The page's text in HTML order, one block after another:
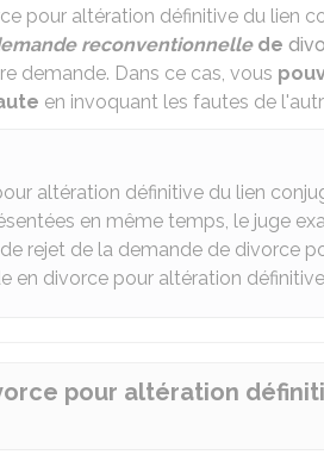
pour altération définitive du lien
reconventionnelle de
demande. Dans ce cas, vous
en invoquant les fautes de
altération définitive du lien
en même temps, le juge
rejet de la demande de divorce
en divorce pour altération
pour altération